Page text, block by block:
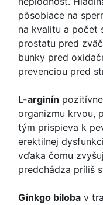
pôsobiace na
na kvalitu a počet
prostatu pred
bunky pred
prevenciou pred
L-arginín
organizmu krvou,
tým prispieva k
erektilnej
vďaka čomu
predchádza príliš
Ginkgo biloba v